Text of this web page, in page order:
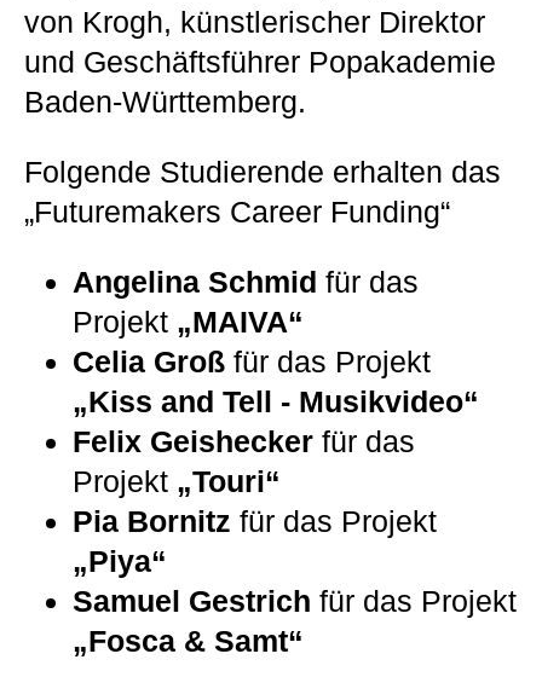
von Krogh, künstlerischer Direktor
und Geschäftsführer Popakademie
Baden-Württemberg.
Folgende Studierende erhalten das
„Futuremakers Career Funding“
Angelina Schmid für das
Projekt „MAIVA“
Celia Groß für das Projekt
„Kiss and Tell - Musikvideo“
Felix Geishecker für das
Projekt „Touri“
Pia Bornitz für das Projekt
„Piya“
Samuel Gestrich für das Projekt
„Fosca & Samt“